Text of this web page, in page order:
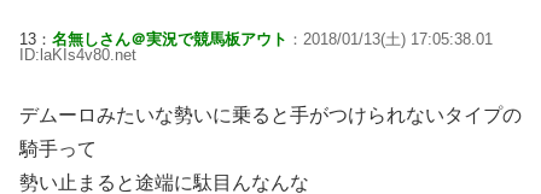
13： 名無しさん＠実況で競馬板アウト ：2018/01/13(土) 17:05:38.01
ID:laKIs4v80.net
デムーロみたいな勢いに乗ると手がつけられないタイプの
騎手って
勢い止まると途端に駄目んなんな